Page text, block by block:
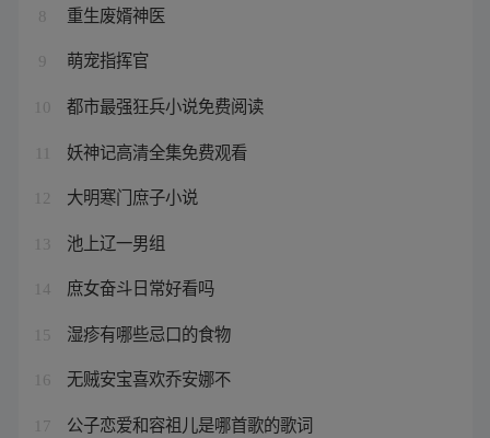
8 重生废婿神医
9 萌宠指挥官
10 都市最强狂兵小说免费阅读
妖神记高清全集免费观看
12 大明寒门庶子小说
13 池上辽一男组
14 庶女奋斗日常好看吗
15 湿疹有哪些忌口的食物
16 无贼安宝喜欢乔安娜不
17 公子恋爱和容祖儿是哪首歌的歌词